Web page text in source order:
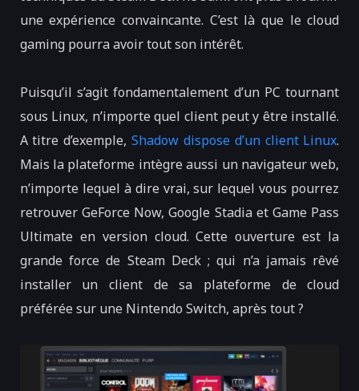
une expérience convaincante. C’est là que le cloud
gaming pourra avoir tout son intérêt.
Puisqu’il s’agit fondamentalement d’un PC tournant
sous Linux, n’importe quel client peut y être installé.
A titre d’exemple,Shadow dispose d’un client Linux.
Mais la plateforme intègre aussi un navigateur web,
n’importe lequel à dire vrai, sur lequel vous pourrez
retrouver GeForce Now, Google Stadia et Game Pass
Ultimate en version cloud. Cette ouverture est la
grande force de Steam Deck ; qui n’a jamais rêvé
installer un client de sa plateforme de cloud
préférée sur une Nintendo Switch, après tout ?